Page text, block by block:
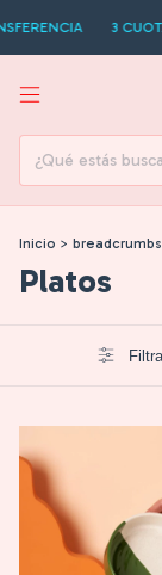
3
Inicio >
Platos